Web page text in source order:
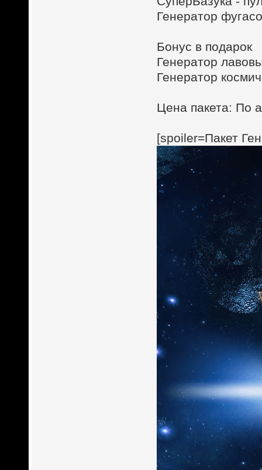
Генератор
Бонус в подарок
Генератор
Генератор
Цена пакета: По
[spoiler=Пакет